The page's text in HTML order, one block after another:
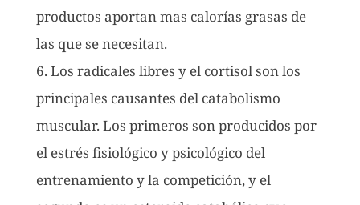
productos aportan mas calorías grasas de
las que se necesitan.
6. Los radicales libres y el cortisol son los
principales causantes del catabolismo
muscular. Los primeros son producidos por
el estrés fisiológico y psicológico del
entrenamiento y la competición, y el